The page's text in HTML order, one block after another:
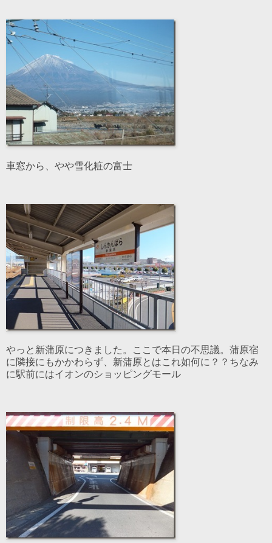
車窓から、やや雪化粧の富士
やっと新蒲原につきました。ここで本日の不思議。蒲原宿
に隣接にもかかわらず、新蒲原とはこれ如何に？？ちなみ
に駅前にはイオンのショッピングモール